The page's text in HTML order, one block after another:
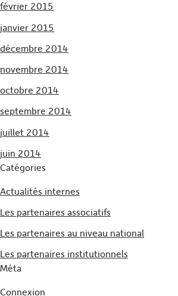
février 2015
janvier 2015
décembre 2014
novembre 2014
octobre 2014
septembre 2014
juillet 2014
juin 2014
Catégories
Actualités internes
Les partenaires associatifs
Les partenaires au niveau national
Les partenaires institutionnels
Méta
Connexion